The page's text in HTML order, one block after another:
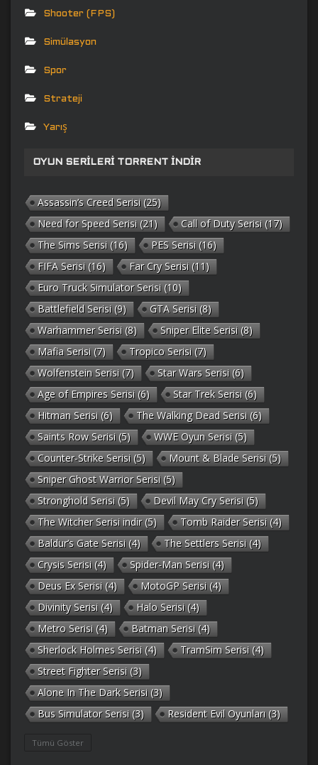
Shooter (FPS)
Simülasyon
Spor
Strateji
Yarış
OYUN SERILERI TORRENT İNDIR
Assassin’s Creed Serisi (25)
Need for Speed Serisi (21) Call of Duty Serisi (17)
The Sims Serisi (16) PES Serisi (16)
FIFA Serisi (16) Far Cry Serisi (11)
Euro Truck Simulator Serisi (10)
Battlefield Serisi (9) GTA Serisi (8)
Warhammer Serisi (8) Sniper Elite Serisi (8)
Mafia Serisi (7) Tropico Serisi (7)
Wolfenstein Serisi (7) Star Wars Serisi (6)
Age of Empires Serisi (6) Star Trek Serisi (6)
Hitman Serisi (6) The Walking Dead Serisi (6)
Saints Row Serisi (5) WWE Oyun Serisi (5)
Counter-Strike Serisi (5) Mount & Blade Serisi (5)
Sniper Ghost Warrior Serisi (5)
Stronghold Serisi (5) Devil May Cry Serisi (5)
The Witcher Serisi indir(5) Tomb Raider Serisi (4)
Baldur’s Gate Serisi (4) The Settlers Serisi (4)
Crysis Serisi (4) Spider-Man Serisi (4)
Deus Ex Serisi (4) MotoGP Serisi (4)
Divinity Serisi (4) Halo Serisi (4)
Metro Serisi (4) Batman Serisi (4)
Sherlock Holmes Serisi (4) TramSim Serisi (4)
Street Fighter Serisi (3)
Alone In The Dark Serisi (3)
Bus Simulator Serisi (3) Resident Evil Oyunları (3)
Tümü Göster